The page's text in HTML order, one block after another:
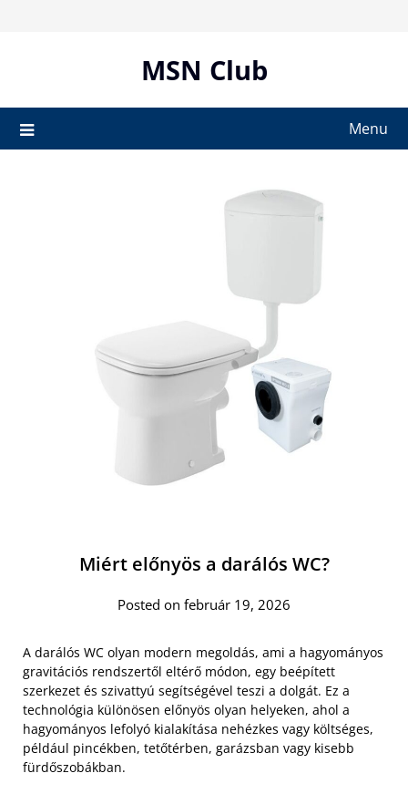
MSN Club
Menu
Miért előnyös a darálós WC?
Posted on február 19, 2026
A darálós WC olyan modern megoldás, ami a hagyományos
gravitációs rendszertől eltérő módon, egy beépített
szerkezet és szivattyú segítségével teszi a dolgát. Ez a
technológia különösen előnyös olyan helyeken, ahol a
hagyományos lefolyó kialakítása nehézkes vagy költséges,
például pincékben, tetőtérben, garázsban vagy kisebb
fürdőszobákban.